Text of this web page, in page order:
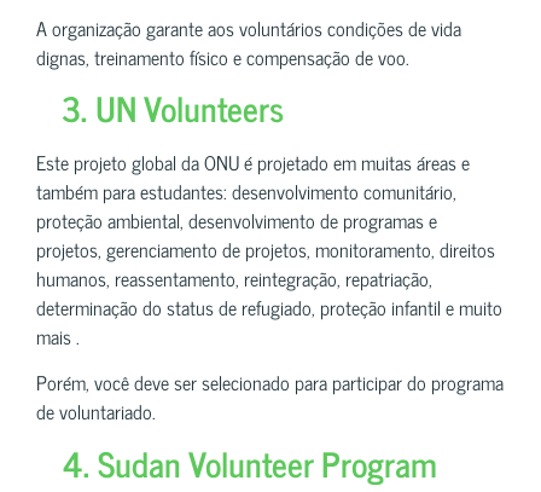
A organização garante aos voluntários condições de vida
dignas, treinamento físico e compensação de voo.
3. UN Volunteers
Este projeto global da ONU é projetado em muitas áreas e
também para estudantes: desenvolvimento comunitário,
proteção ambiental, desenvolvimento de programas e
projetos, gerenciamento de projetos, monitoramento, direitos
humanos, reassentamento, reintegração, repatriação,
determinação do status de refugiado, proteção infantil e muito
mais .
Porém, você deve ser selecionado para participar do programa
de voluntariado.
4. Sudan Volunteer Program